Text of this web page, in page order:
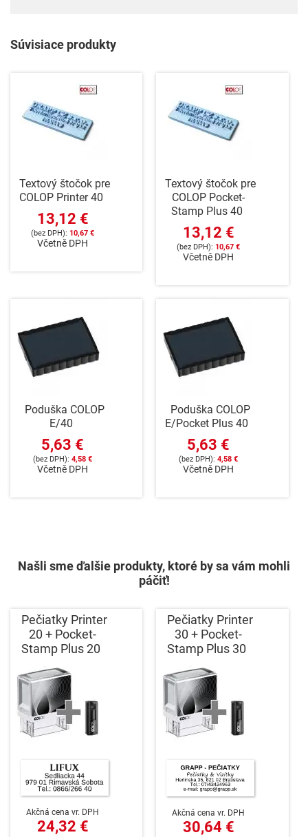
Súvisiace produkty
Textový štočok pre
COLOP Printer 40
13,12 €
10,67 €
Včetně DPH
Textový štočok pre
COLOP Pocket-
Stamp Plus 40
13,12 €
10,67 €
Včetně DPH
Poduška COLOP
E/40
5,63 €
4,58 €
Včetně DPH
Poduška COLOP
E/Pocket Plus 40
5,63 €
4,58 €
Včetně DPH
Našli sme ďalšie produkty, ktoré by sa vám mohli
páčiť!
Pečiatky Printer
20 + Pocket-
Stamp Plus 20
Akčná cena vr. DPH
24,32 €
Pečiatky Printer
30 + Pocket-
Stamp Plus 30
Akčná cena vr. DPH
30,64 €